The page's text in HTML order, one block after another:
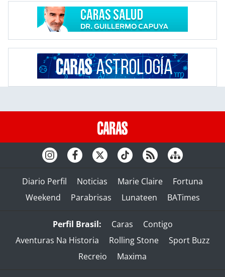
Diario Perfil Noticias Marie Claire
Fortuna
Weekend
Parabrisas Lunateen BATimes
Perfil Brasil: Caras
Contigo
Aventuras Na Historia
Rolling Stone
Sport Buzz
Recreio
Maxima